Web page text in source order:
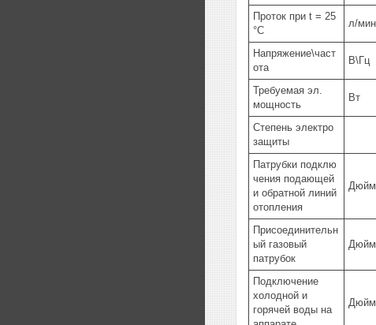
Проток при t = 25
°С
л/мин
Напряжение\част
ота
В\Гц
Требуемая эл.
мощность
Вт
Степень электро
защиты
Патрубки подклю
чения подающей
и обратной линий
отопления
Дюйм
Присоединительн
ый газовый
патрубок
Дюйм
Подключение
холодной и
горячей воды на
Дюйм